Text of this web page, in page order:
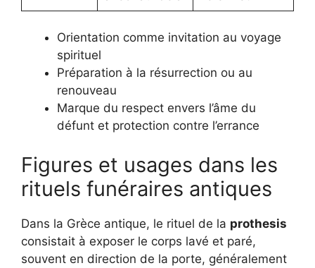
Orientation comme invitation au voyage
spirituel
Préparation à la résurrection ou au
renouveau
Marque du respect envers l’âme du
défunt et protection contre l’errance
Figures et usages dans les
rituels funéraires antiques
Dans la Grèce antique, le rituel de la prothesis
consistait à exposer le corps lavé et paré,
souvent en direction de la porte, généralement